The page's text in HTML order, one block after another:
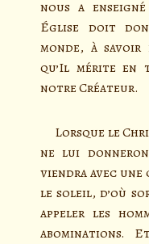
nous a
Église doit
monde, à
qu’Il mérite en
notre Créateur.
Lorsque le
ne lui
viendra avec
le soleil, d’où
appeler les
abominations.